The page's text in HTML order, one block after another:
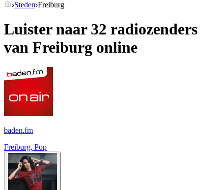
Steden Freiburg
Luister naar 32 radiozenders
van Freiburg online
baden.fm
Freiburg, Pop